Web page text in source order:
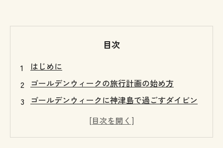
目次
はじめに
ゴールデンウィークの旅行計画の始め方
ゴールデンウィークに神津島で過ごすダイビン